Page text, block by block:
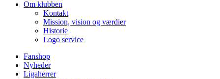
Om klubben
Kontakt
Mission, vision og værdier
Historie
Logo service
Fanshop
Nyheder
Ligaherrer